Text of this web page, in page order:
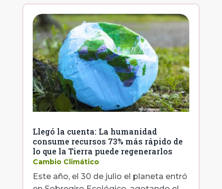
Llegó la cuenta: La humanidad
consume recursos 73% más rápido de
lo que la Tierra puede regenerarlos
Cambio Climático
Este año, el 30 de julio el planeta entró